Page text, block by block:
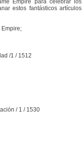
Empire para celebrar los
estos fantásticos artículos
Empire;
/1 / 1512
/ 1 / 1530